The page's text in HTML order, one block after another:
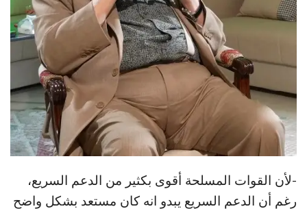
-لأن القوات المسلحة أقوى بكثير من الدعم السريع،
رغم أن الدعم السريع يبدو انه كان مستعد بشكل واضح